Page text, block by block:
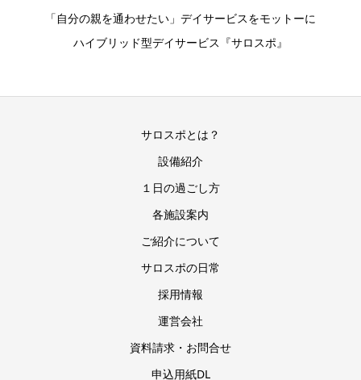
「自分の親を通わせたい」デイサービスをモットーに
ハイブリッド型デイサービス『サロスポ』
サロスポとは？
設備紹介
１日の過ごし方
各施設案内
ご紹介について
サロスポの日常
採用情報
運営会社
資料請求・お問合せ
申込用紙DL